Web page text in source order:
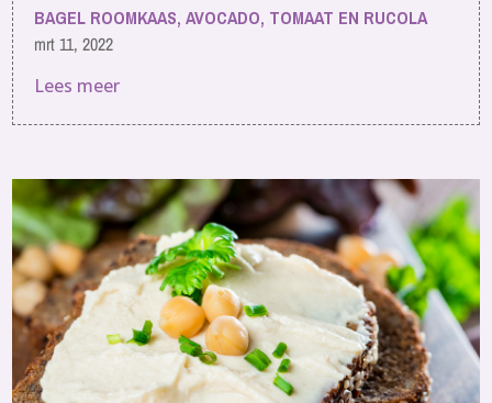
BAGEL ROOMKAAS, AVOCADO, TOMAAT EN RUCOLA
mrt 11, 2022
Lees meer